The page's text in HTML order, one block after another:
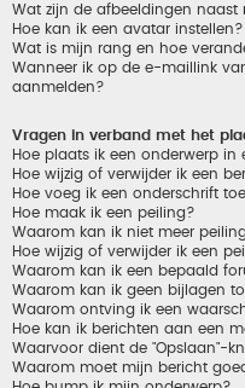
Wat zijn de afbeeldingen naast
Hoe kan ik een avatar instellen?
Wat is mijn rang en hoe
Wanneer ik op de e-maillink
aanmelden?
Vragen in verband met het
Hoe plaats ik een onderwerp
Hoe wijzig of verwijder ik een
Hoe voeg ik een onderschrift
Hoe maak ik een peiling?
Waarom kan ik niet meer
Hoe wijzig of verwijder ik een
Waarom kan ik een bepaald
Waarom kan ik geen bijlagen
Waarom ontving ik een
Hoe kan ik berichten aan een
Waarvoor dient de "Opslaan"-
Waarom moet mijn bericht